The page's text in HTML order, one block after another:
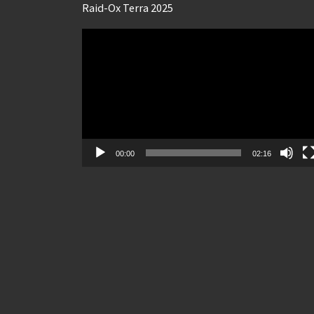
Raid-Ox Terra 2025
00:00 02:16